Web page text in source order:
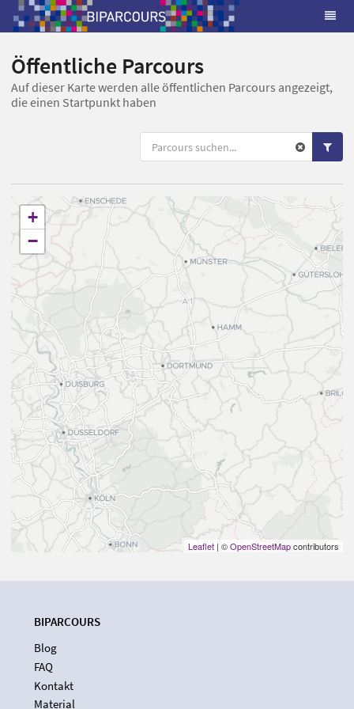
Öffentliche Parcours
Auf dieser Karte werden alle öffentlichen Parcours angezeigt,
die einen Startpunkt haben
+
−
Leaflet | ©OpenStreetMapcontributors
BIPARCOURS
Blog
FAQ
Kontakt
Material